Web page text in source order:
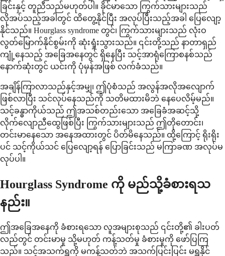
ခြင်းနှင့် တူညီသည်မဟုတ်ပါ။ ခိုင်မာသော ကြွက်သားများသည်
လိုအပ်သည့်အခါတွင် ထိတွေ့နိုင်ပြီး အလုပ်ပြီးသည့်အခါ ပြေလျော့
နိုင်သည်။ Hourglass syndrome တွင်၊ ကြွက်သားများသည် လုံးဝ
လွတ်မြောက်နိုင်စွမ်းကို ဆုံးရှုံးသွားသည်။ ၎င်းတို့သည် နာတာရှည်
ကျုံ့နေသည့် အခြေအနေတွင် ရှိနေပြီး သင့်အာရုံကြောစနစ်သည်
နောက်ဆုံးတွင် ယင်းကို ပုံမှန်အဖြစ် လက်ခံသည်။
အချိန်ကြာလာသည်နှင့်အမျှ၊ ဤပုံစံသည် အလွန်အလိုအလျောက်
ဖြစ်လာပြီး သင်လုပ်နေသည်ကို သတိမထားမိဘဲ နေပေလိမ့်မည်။
သင့်ခန္ဓာကိုယ်သည် ဤအသစ်တည်းသော အခြေခံအဆင့်သို့
လိုက်လျောညီထွေဖြစ်ပြီး ကြွက်သားများသည် ဤတိုတောင်း၊
တင်းမာနေသော အနေအထားတွင် ပိတ်မိနေသည်။ ထို့ကြောင့် ရိုးရိုး
ပင် သင့်ကိုယ်သင် ပြေလျော့ရန် ပြောခြင်းသည် မကြာခဏ အလုပ်မ
လုပ်ပါ။
Hourglass Syndrome ကို မည်သို့ခံစားရသ
နည်း။
ဤအခြေအနေကို ခံစားရသော လူအများစုသည် ၎င်းတို့၏ ခါးပတ်
လည်တွင် တင်းမာမှု သို့မဟုတ် ကန့်သတ်မှု ခံစားမှုကို ဖော်ပြကြ
သည်။ သင့်အသက်ရှူကို မကန့်သတ်ဘဲ အသက်ပြင်းပြင်း မရှူနိုင်